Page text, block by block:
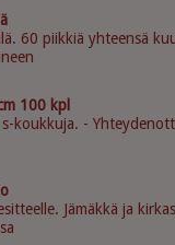
60 piikkiä yhteensä
100 kpl
koukkuja. -
Jämäkkä ja